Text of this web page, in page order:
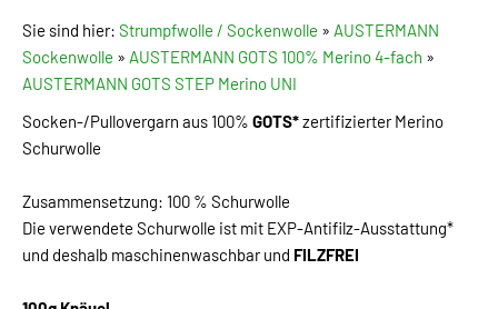
Sie sind hier: Strumpfwolle / Sockenwolle » AUSTERMANN
Sockenwolle » AUSTERMANN GOTS 100% Merino 4-fach »
AUSTERMANN GOTS STEP Merino UNI
Socken-/Pullovergarn aus 100% GOTS*zertifizierter Merino
Schurwolle
Zusammensetzung: 100 % Schurwolle
Die verwendete Schurwolle ist mit EXP-Antifilz-Ausstattung*
und deshalb maschinenwaschbar und FILZFREI